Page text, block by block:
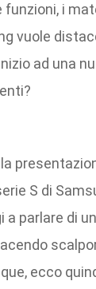
i
vuole
ad una
S di
a parlare di
ecco